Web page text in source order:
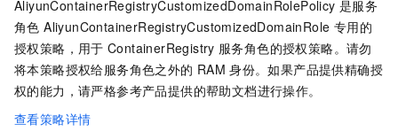
AliyunContainerRegistryCustomizedDomainRolePolicy 是服务
角色 AliyunContainerRegistryCustomizedDomainRole 专用的
授权策略，⽤于 ContainerRegistry 服务⻆⾊的授权策略。请勿
将本策略授权给服务角色之外的 RAM 身份。如果产品提供精确授
权的能力，请严格参考产品提供的帮助文档进行操作。
查看策略详情